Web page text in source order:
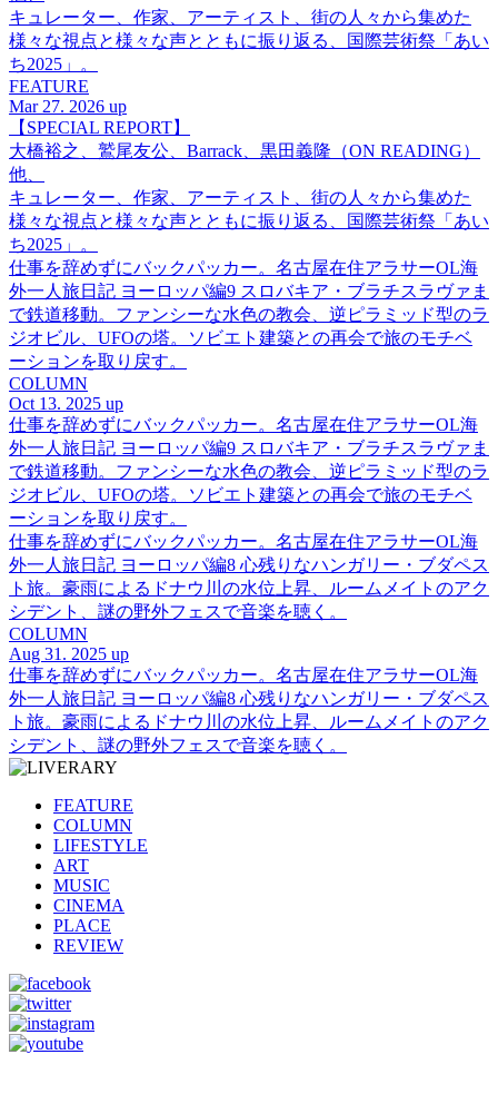
キュレーター、作家、アーティスト、街の人々から集めた
様々な視点と様々な声とともに振り返る、国際芸術祭「あい
ち2025」。
FEATURE
Mar 27. 2026 up
【SPECIAL REPORT】
大橋裕之、鷲尾友公、Barrack、黒田義隆（ON READING）
他、
キュレーター、作家、アーティスト、街の人々から集めた
様々な視点と様々な声とともに振り返る、国際芸術祭「あい
ち2025」。
仕事を辞めずにバックパッカー。名古屋在住アラサーOL海
外一人旅日記 ヨーロッパ編9 スロバキア・ブラチスラヴァま
で鉄道移動。ファンシーな水色の教会、逆ピラミッド型のラ
ジオビル、UFOの塔。ソビエト建築との再会で旅のモチベ
ーションを取り戻す。
COLUMN
Oct 13. 2025 up
仕事を辞めずにバックパッカー。名古屋在住アラサーOL海
外一人旅日記 ヨーロッパ編9 スロバキア・ブラチスラヴァま
で鉄道移動。ファンシーな水色の教会、逆ピラミッド型のラ
ジオビル、UFOの塔。ソビエト建築との再会で旅のモチベ
ーションを取り戻す。
仕事を辞めずにバックパッカー。名古屋在住アラサーOL海
外一人旅日記 ヨーロッパ編8 心残りなハンガリー・ブダペス
ト旅。豪雨によるドナウ川の水位上昇、ルームメイトのアク
シデント、謎の野外フェスで音楽を聴く。
COLUMN
Aug 31. 2025 up
仕事を辞めずにバックパッカー。名古屋在住アラサーOL海
外一人旅日記 ヨーロッパ編8 心残りなハンガリー・ブダペス
ト旅。豪雨によるドナウ川の水位上昇、ルームメイトのアク
シデント、謎の野外フェスで音楽を聴く。
FEATURE
COLUMN
LIFESTYLE
ART
MUSIC
CINEMA
PLACE
REVIEW